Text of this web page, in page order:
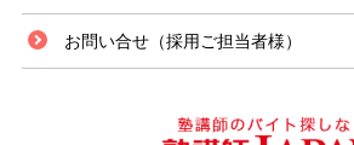
お問い合せ（採用ご担当者様）